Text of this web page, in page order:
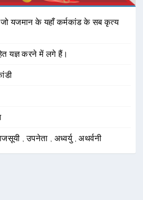
जो यजमान के यहाँ कर्मकांड के सब कृत्य
यज्ञ करने में लगे हैं।
,उपनेता अध्वर्यु ,अथर्वनी